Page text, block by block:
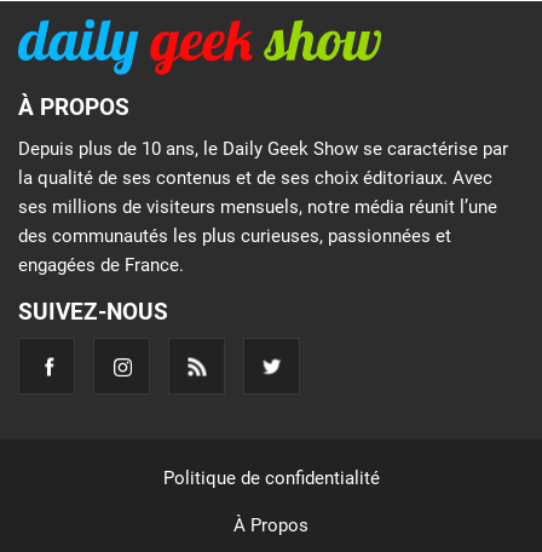
À PROPOS
Depuis plus de 10 ans, le Daily Geek Show se caractérise par
la qualité de ses contenus et de ses choix éditoriaux. Avec
ses millions de visiteurs mensuels, notre média réunit l’une
des communautés les plus curieuses, passionnées et
engagées de France.
SUIVEZ-NOUS
Politique de confidentialité
À Propos